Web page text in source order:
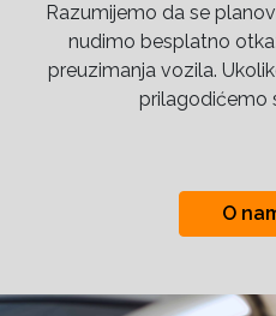
Razumijemo da se
nudimo besplatno
preuzimanja vozila.
prilagodićemo
O